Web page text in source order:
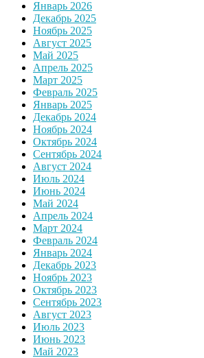
Январь 2026
Декабрь 2025
Ноябрь 2025
Август 2025
Май 2025
Апрель 2025
Март 2025
Февраль 2025
Январь 2025
Декабрь 2024
Ноябрь 2024
Октябрь 2024
Сентябрь 2024
Август 2024
Июль 2024
Июнь 2024
Май 2024
Апрель 2024
Март 2024
Февраль 2024
Январь 2024
Декабрь 2023
Ноябрь 2023
Октябрь 2023
Сентябрь 2023
Август 2023
Июль 2023
Июнь 2023
Май 2023